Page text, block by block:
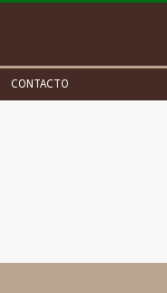
CONTACTO